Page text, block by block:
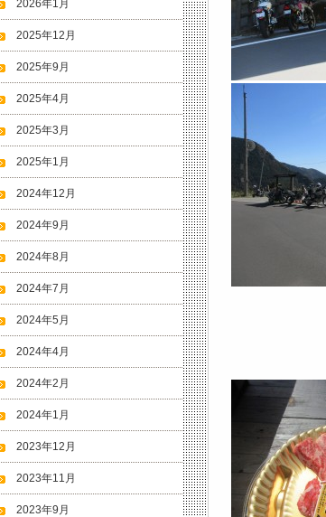
2026年1月
2025年12月
2025年9月
2025年4月
2025年3月
2025年1月
2024年12月
2024年9月
2024年8月
2024年7月
2024年5月
2024年4月
2024年2月
2024年1月
2023年12月
2023年11月
2023年9月